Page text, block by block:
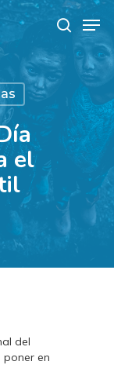
search
el
del
poner en